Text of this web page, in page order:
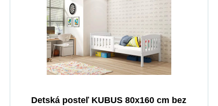
Detská posteľ KUBUS 80x160 cm bez